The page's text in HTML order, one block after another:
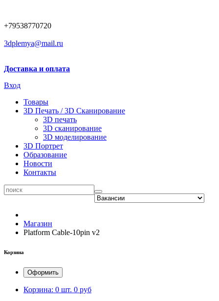
+79538770720
3dplemya@mail.ru
Доставка и оплата
Вход
Товары
3D Печать / 3D Сканирование
3D печать
3D сканирование
3D моделирование
3D Портрет
Образование
Новости
Контакты
Магазин
Platform Cable-10pin v2
Корзина
Оформить
Корзина: 0 шт. 0 руб